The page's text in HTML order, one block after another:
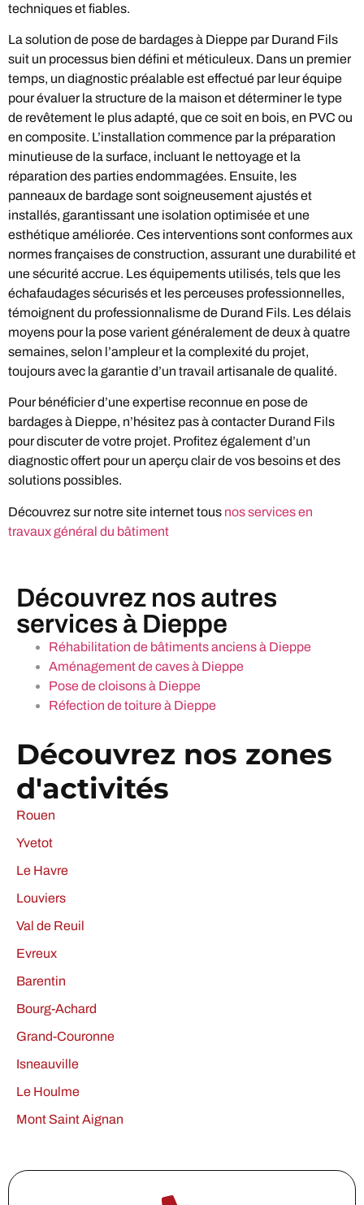
techniques et fiables.
La solution de pose de bardages à Dieppe par Durand Fils
suit un processus bien défini et méticuleux. Dans un premier
temps, un diagnostic préalable est effectué par leur équipe
pour évaluer la structure de la maison et déterminer le type
de revêtement le plus adapté, que ce soit en bois, en PVC ou
en composite. L’installation commence par la préparation
minutieuse de la surface, incluant le nettoyage et la
réparation des parties endommagées. Ensuite, les
panneaux de bardage sont soigneusement ajustés et
installés, garantissant une isolation optimisée et une
esthétique améliorée. Ces interventions sont conformes aux
normes françaises de construction, assurant une durabilité et
une sécurité accrue. Les équipements utilisés, tels que les
échafaudages sécurisés et les perceuses professionnelles,
témoignent du professionnalisme de Durand Fils. Les délais
moyens pour la pose varient généralement de deux à quatre
semaines, selon l’ampleur et la complexité du projet,
toujours avec la garantie d’un travail artisanale de qualité.
Pour bénéficier d’une expertise reconnue en pose de
bardages à Dieppe, n’hésitez pas à contacter Durand Fils
pour discuter de votre projet. Profitez également d’un
diagnostic offert pour un aperçu clair de vos besoins et des
solutions possibles.
Découvrez sur notre site internet tous nos services en
travaux général du bâtiment
Découvrez nos autres
services à Dieppe
Réhabilitation de bâtiments anciens à Dieppe
Aménagement de caves à Dieppe
Pose de cloisons à Dieppe
Réfection de toiture à Dieppe
Découvrez nos zones
d'activités
Rouen
Yvetot
Le Havre
Louviers
Val de Reuil
Evreux
Barentin
Bourg-Achard
Grand-Couronne
Isneauville
Le Houlme
Mont Saint Aignan